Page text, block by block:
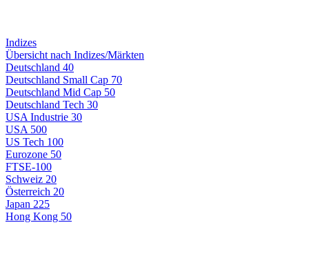
Indizes
Übersicht nach Indizes/Märkten
Deutschland 40
Deutschland Small Cap 70
Deutschland Mid Cap 50
Deutschland Tech 30
USA Industrie 30
USA 500
US Tech 100
Eurozone 50
FTSE-100
Schweiz 20
Österreich 20
Japan 225
Hong Kong 50